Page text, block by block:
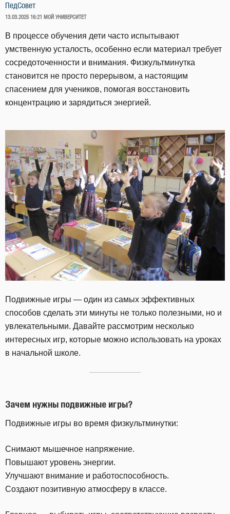
ПедСовет
ОПУБЛИКОВАНО
13.03.2025 16:21 МОЙ УНИВЕРСИТЕТ
В процессе обучения дети часто испытывают
умственную усталость, особенно если материал требует
сосредоточенности и внимания. Физкультминутка
становится не просто перерывом, а настоящим
спасением для учеников, помогая восстановить
концентрацию и зарядиться энергией.
Подвижные игры — один из самых эффективных
способов сделать эти минуты не только полезными, но и
увлекательными. Давайте рассмотрим несколько
интересных игр, которые можно использовать на уроках
в начальной школе.
Зачем нужны подвижные игры?
Подвижные игры во время физкультминутки:
Снимают мышечное напряжение.
Повышают уровень энергии.
Улучшают внимание и работоспособность.
Создают позитивную атмосферу в классе.